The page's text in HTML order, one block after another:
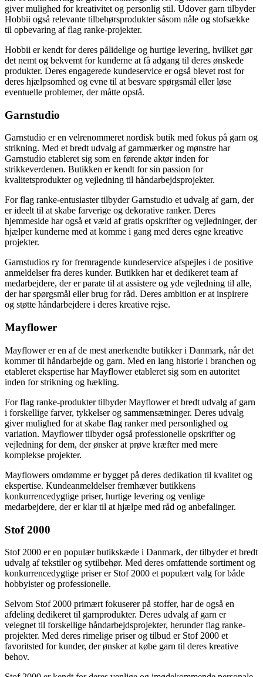
giver mulighed for kreativitet og personlig stil. Udover garn tilbyder
Hobbii også relevante tilbehørsprodukter såsom nåle og stofsække
til opbevaring af flag ranke-projekter.
Hobbii er kendt for deres pålidelige og hurtige levering, hvilket gør
det nemt og bekvemt for kunderne at få adgang til deres ønskede
produkter. Deres engagerede kundeservice er også blevet rost for
deres hjælpsomhed og evne til at besvare spørgsmål eller løse
eventuelle problemer, der måtte opstå.
Garnstudio
Garnstudio er en velrenommeret nordisk butik med fokus på garn og
strikning. Med et bredt udvalg af garnmærker og mønstre har
Garnstudio etableret sig som en førende aktør inden for
strikkeverdenen. Butikken er kendt for sin passion for
kvalitetsprodukter og vejledning til håndarbejdsprojekter.
For flag ranke-entusiaster tilbyder Garnstudio et udvalg af garn, der
er ideelt til at skabe farverige og dekorative ranker. Deres
hjemmeside har også et væld af gratis opskrifter og vejledninger, der
hjælper kunderne med at komme i gang med deres egne kreative
projekter.
Garnstudios ry for fremragende kundeservice afspejles i de positive
anmeldelser fra deres kunder. Butikken har et dedikeret team af
medarbejdere, der er parate til at assistere og yde vejledning til alle,
der har spørgsmål eller brug for råd. Deres ambition er at inspirere
og støtte håndarbejdere i deres kreative rejse.
Mayflower
Mayflower er en af de mest anerkendte butikker i Danmark, når det
kommer til håndarbejde og garn. Med en lang historie i branchen og
etableret ekspertise har Mayflower etableret sig som en autoritet
inden for strikning og hækling.
For flag ranke-produkter tilbyder Mayflower et bredt udvalg af garn
i forskellige farver, tykkelser og sammensætninger. Deres udvalg
giver mulighed for at skabe flag ranker med personlighed og
variation. Mayflower tilbyder også professionelle opskrifter og
vejledning for dem, der ønsker at prøve kræfter med mere
komplekse projekter.
Mayflowers omdømme er bygget på deres dedikation til kvalitet og
ekspertise. Kundeanmeldelser fremhæver butikkens
konkurrencedygtige priser, hurtige levering og venlige
medarbejdere, der er klar til at hjælpe med råd og anbefalinger.
Stof 2000
Stof 2000 er en populær butikskæde i Danmark, der tilbyder et bredt
udvalg af tekstiler og sytilbehør. Med deres omfattende sortiment og
konkurrencedygtige priser er Stof 2000 et populært valg for både
hobbyister og professionelle.
Selvom Stof 2000 primært fokuserer på stoffer, har de også en
afdeling dedikeret til garnprodukter. Deres udvalg af garn er
velegnet til forskellige håndarbejdsprojekter, herunder flag ranke-
projekter. Med deres rimelige priser og tilbud er Stof 2000 et
favoritsted for kunder, der ønsker at købe garn til deres kreative
behov.